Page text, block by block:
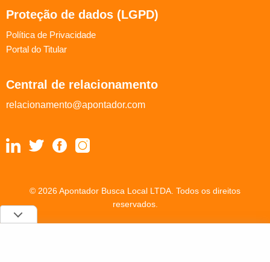
Proteção de dados (LGPD)
Política de Privacidade
Portal do Titular
Central de relacionamento
relacionamento@apontador.com
© 2026 Apontador Busca Local LTDA. Todos os direitos
reservados.